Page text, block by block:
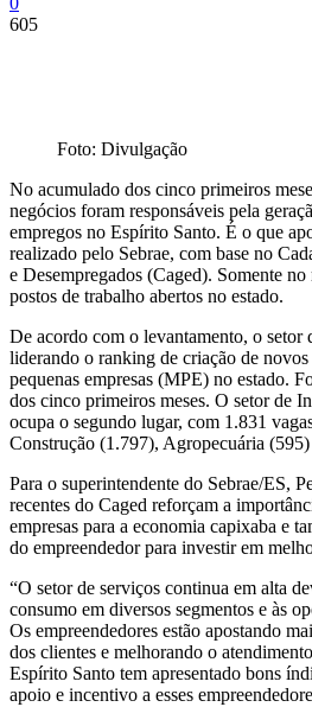
605
Foto: Divulgação
No acumulado dos cinco primeiros
negócios foram responsáveis pela
empregos no Espírito Santo. É o que
realizado pelo Sebrae, com base no
e Desempregados (Caged). Somente
postos de trabalho abertos no estado.
De acordo com o levantamento, o setor
liderando o ranking de criação de
pequenas empresas (MPE) no estado.
dos cinco primeiros meses. O setor de
ocupa o segundo lugar, com 1.831
Construção (1.797), Agropecuária
Para o superintendente do Sebrae/ES,
recentes do Caged reforçam a
empresas para a economia capixaba e
do empreendedor para investir em
“O setor de serviços continua em alta
consumo em diversos segmentos e às
Os empreendedores estão apostando
dos clientes e melhorando o
Espírito Santo tem apresentado bons
apoio e incentivo a esses